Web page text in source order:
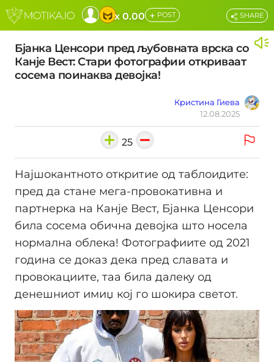
x 0.00 + POST
Бјанка Ценсори пред љубовната врска со
Канје Вест: Стари фотографии откриваат
сосема поинаква девојка!
Кристина Гиева
12.08.2025
SHARE
25
Најшокантното откритие од таблоидите:
пред да стане мега-провокативна и
партнерка на Канје Вест, Бјанка Ценсори
била сосема обична девојка што носела
нормална облека! Фотографиите од 2021
година се доказ дека пред славата и
провокациите, таа била далеку од
денешниот имиџ кој го шокира светот.